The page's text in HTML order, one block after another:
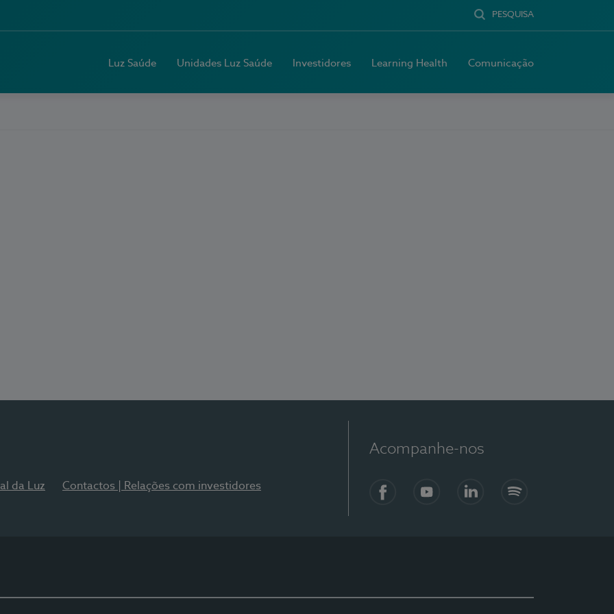
PESQUISA
Luz Saúde Unidades Luz Saúde Investidores Learning Health Comunicação
da Luz Contactos | Relações com investidores
Acompanhe-nos